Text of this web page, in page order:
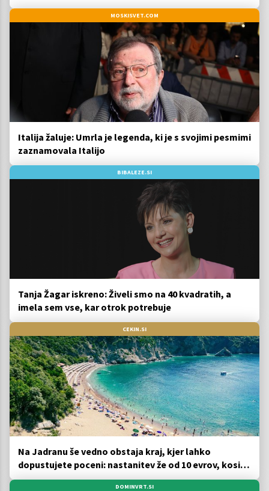
MOSKISVET.COM
Italija žaluje: Umrla je legenda, ki je s svojimi pesmimi
zaznamovala Italijo
BIBALEZE.SI
Tanja Žagar iskreno: Živeli smo na 40 kvadratih, a
imela sem vse, kar otrok potrebuje
CEKIN.SI
Na Jadranu še vedno obstaja kraj, kjer lahko
dopustujete poceni: nastanitev že od 10 evrov, kosilo
za pet evrov
DOMINVRT.SI